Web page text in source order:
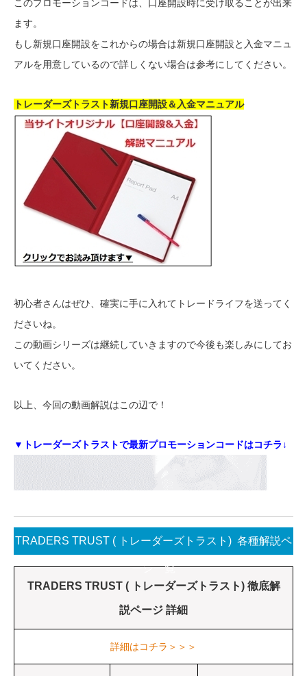
このプロモーションコードは、口座開設時に受け取ることが出来
ます。
もし新規口座開設をこれからの場合は新規口座開設と入金マニュ
アルを用意しているので詳しくない場合は参考にしてください。
トレーダーズトラスト新規口座開設＆入金マニュアル
初心者さんはぜひ、確実に手に入れてトレードライフを送ってく
ださいね。
この動画シリーズは継続していきますので今後も楽しみにしてお
いてください。
以上、今回の動画解説はこの辺で！
▼トレーダーズトラストで最新プロモーションコードはコチラ↓
TRADERS TRUST ( トレーダーズトラスト) 各種解説ペ
ージ一覧
TRADERS TRUST ( トレーダーズトラスト) 徹底解
説ページ 詳細
詳細はコチラ＞＞＞